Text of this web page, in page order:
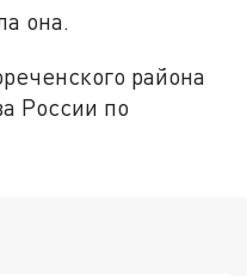
она.
района
России по